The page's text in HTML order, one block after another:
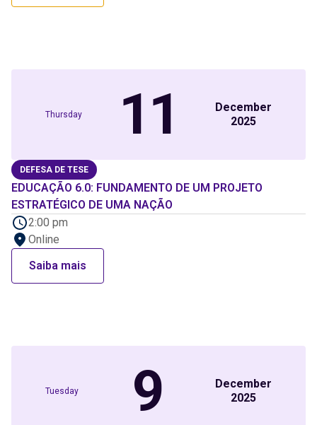
Thursday 11
December
2025
DEFESA DE TESE
EDUCAÇÃO 6.0: FUNDAMENTO DE UM PROJETO
ESTRATÉGICO DE UMA NAÇÃO
2:00 pm
Online
Saiba mais
Tuesday 9
December
2025